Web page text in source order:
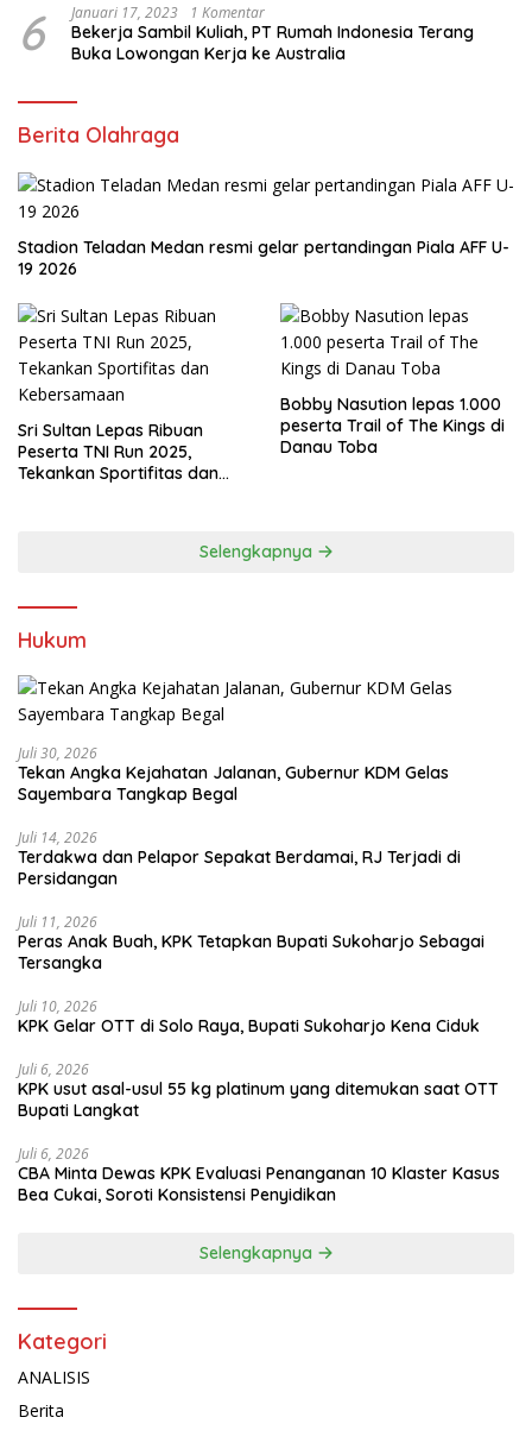
6 Januari 17, 2023 1 Komentar
Bekerja Sambil Kuliah, PT Rumah Indonesia Terang
Buka Lowongan Kerja ke Australia
Berita Olahraga
Stadion Teladan Medan resmi gelar pertandingan Piala AFF U-
19 2026
Sri Sultan Lepas Ribuan
Peserta TNI Run 2025,
Tekankan Sportifitas dan
Bobby Nasution lepas 1.000
peserta Trail of The Kings di
Danau Toba
Selengkapnya
Hukum
Juli 30, 2026
Tekan Angka Kejahatan Jalanan, Gubernur KDM Gelas
Sayembara Tangkap Begal
Juli 14, 2026
Terdakwa dan Pelapor Sepakat Berdamai, RJ Terjadi di
Persidangan
Juli 11, 2026
Peras Anak Buah, KPK Tetapkan Bupati Sukoharjo Sebagai
Tersangka
Juli 10, 2026
KPK Gelar OTT di Solo Raya, Bupati Sukoharjo Kena Ciduk
Juli 6, 2026
KPK usut asal-usul 55 kg platinum yang ditemukan saat OTT
Bupati Langkat
Juli 6, 2026
CBA Minta Dewas KPK Evaluasi Penanganan 10 Klaster Kasus
Bea Cukai, Soroti Konsistensi Penyidikan
Selengkapnya
Kategori
ANALISIS
Berita